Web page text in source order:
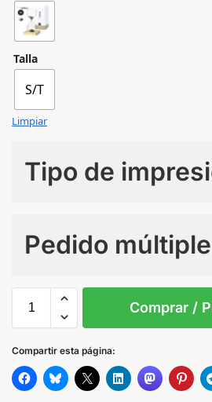
Talla
S/T
Limpiar
Tipo de
Pedido múltiple
S/T
Comprar /
Compartir esta página: